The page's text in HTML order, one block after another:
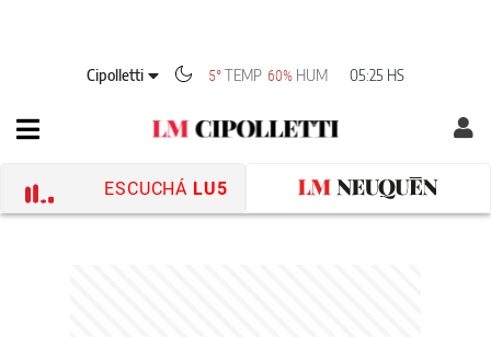
Cipolletti 5°TEMP 60% HUM 05:25 HS
ESCUCHÁ LU5